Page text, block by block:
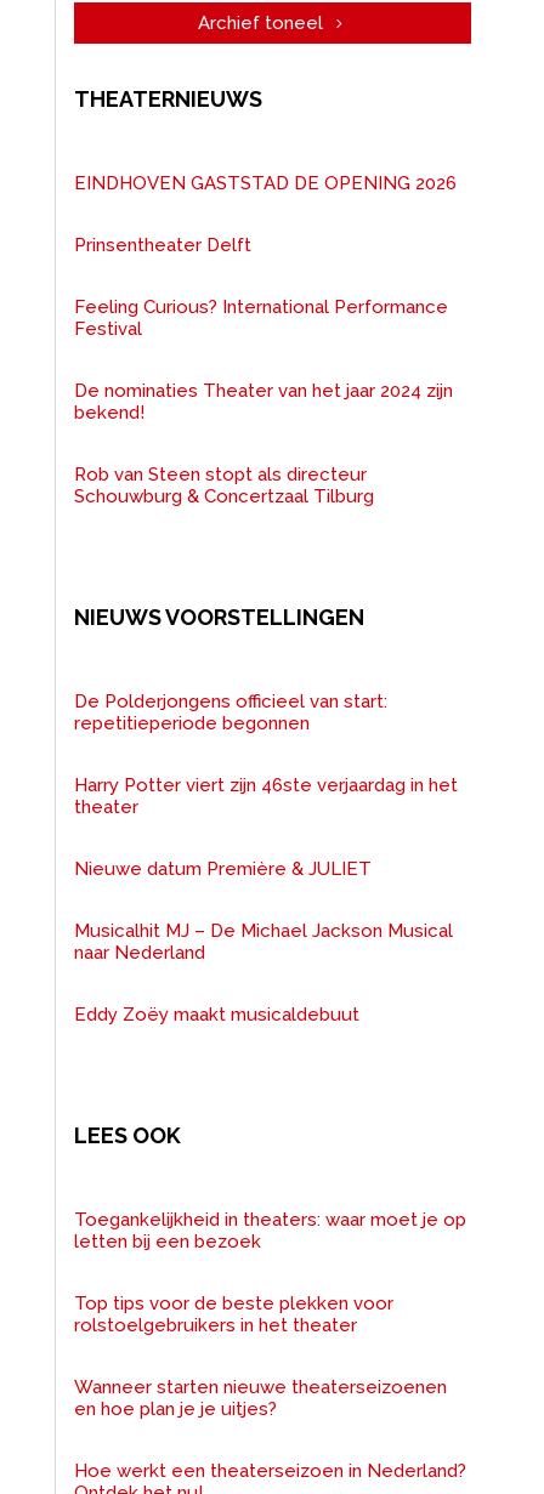
Archief toneel
THEATERNIEUWS
EINDHOVEN GASTSTAD DE OPENING 2026
Prinsentheater Delft
Feeling Curious? International Performance
Festival
De nominaties Theater van het jaar 2024 zijn
bekend!
Rob van Steen stopt als directeur
Schouwburg & Concertzaal Tilburg
NIEUWS VOORSTELLINGEN
De Polderjongens officieel van start:
repetitieperiode begonnen
Harry Potter viert zijn 46ste verjaardag in het
theater
Nieuwe datum Première & JULIET
Musicalhit MJ – De Michael Jackson Musical
naar Nederland
Eddy Zoëy maakt musicaldebuut
LEES OOK
Toegankelijkheid in theaters: waar moet je op
letten bij een bezoek
Top tips voor de beste plekken voor
rolstoelgebruikers in het theater
Wanneer starten nieuwe theaterseizoenen
en hoe plan je je uitjes?
Hoe werkt een theaterseizoen in Nederland?